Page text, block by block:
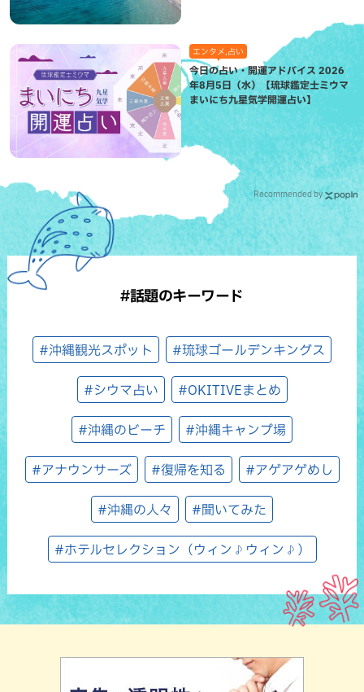
エンタメ,占い
今日の占い・開運アドバイス 2026
年8月5日（水）【琉球鑑定士ミウマ
まいにち九星気学開運占い】
Recommended by
#話題のキーワード
#沖縄観光スポット #琉球ゴールデンキングス
#シウマ占い #OKITIVEまとめ
#沖縄のビーチ #沖縄キャンプ場
#アナウンサーズ #復帰を知る #アゲアゲめし
#沖縄の人々 #聞いてみた
#ホテルセレクション（ウィン♪ウィン♪）